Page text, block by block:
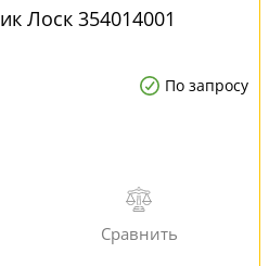
Лоск 354014001
По запросу